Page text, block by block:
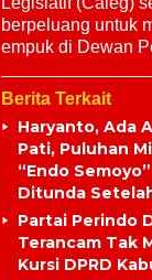
berpeluang untuk
empuk di Dewan
Berita Terkait
Haryanto, Ada
Pati, Puluhan
“Endo
Ditunda
Partai Perindo
Terancam Tak
Kursi DPRD